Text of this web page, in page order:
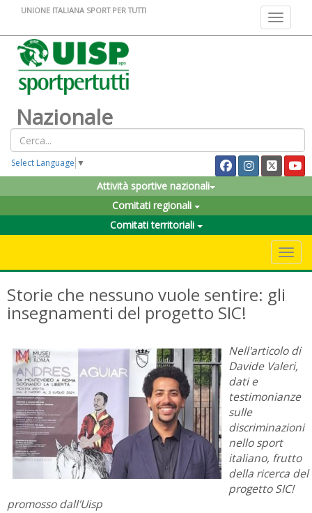
Toggle
UNIONE ITALIANA SPORT PER TUTTI
Nazionale
Select Language ▼
Attività sportive nazionali
Comitati regionali
Comitati territoriali
Storie che nessuno vuole sentire: gli
insegnamenti del progetto SIC!
Nell'articolo di
Davide Valeri,
dati e
testimonianze
sulle
discriminazioni
nello sport
italiano, frutto
della ricerca del
progetto SIC!
promosso dall'Uisp